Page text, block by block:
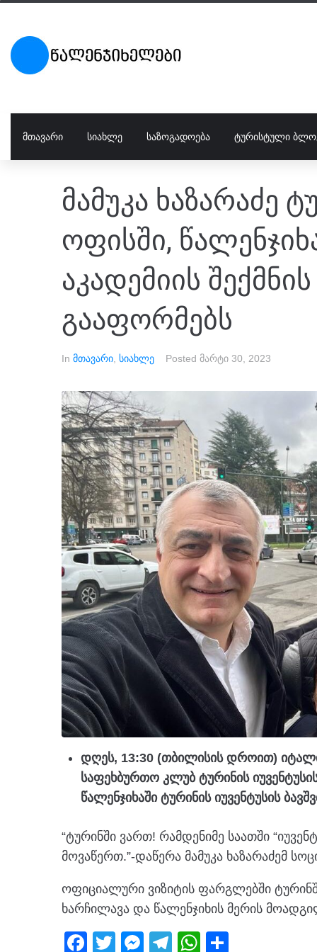
ᲛᲗᲐᲕᲐᲠᲘ ᲡᲘᲐᲮᲚᲔ ᲡᲐᲖᲝᲒᲐᲓᲝᲔᲑᲐ ᲢᲣᲠᲘᲡᲢᲣᲚᲘ
მამუკა ხაზარაძე
ოფისში,
აკადემიის
გააფორმებს
In მთავარი სიახლე Posted მარტი 30, 2023
დღეს, 13:30 (თბილისის დროით)
საფეხბურთო კლუბ ტურინის
წალენჯიხაში ტურინის იუვენტუსის
“ტურინში ვართ! რამდენიმე საათში
მოვაწერთ.”-დაწერა მამუკა ხაზარაძემ
ოფიციალური ვიზიტის ფარგლებში
ხარჩილავა და წალენჯიხის მერის
F
T
M
T
W